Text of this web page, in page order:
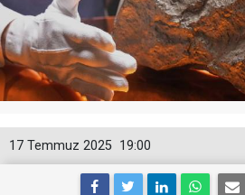
19:00
17 Temmuz 2025